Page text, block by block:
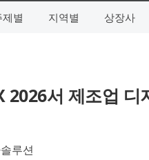
제별 지역별 상장사
서 제조업 디
루션